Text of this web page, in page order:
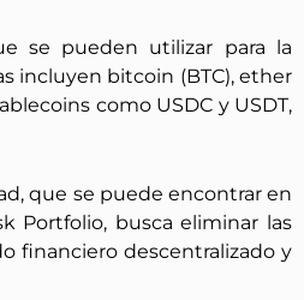
se pueden utilizar para la
incluyen bitcoin (BTC), ether
como USDC y USDT,
que se puede encontrar en
Portfolio, busca eliminar las
financiero descentralizado y